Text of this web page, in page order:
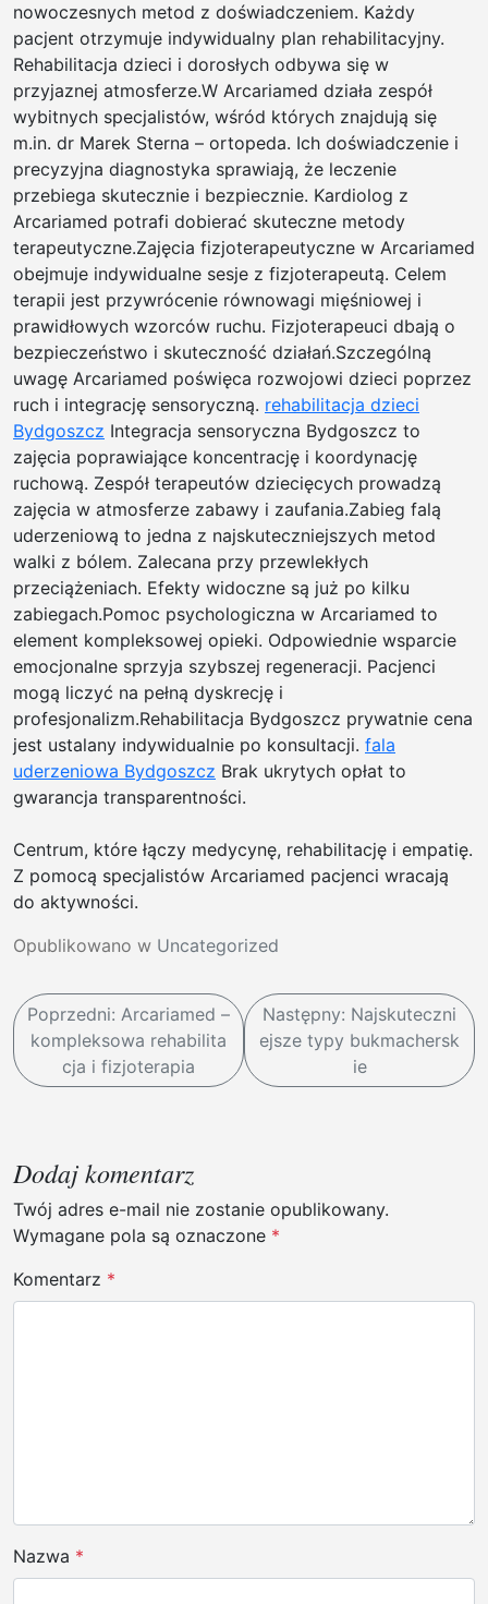
nowoczesnych metod z doświadczeniem. Każdy
pacjent otrzymuje indywidualny plan rehabilitacyjny.
Rehabilitacja dzieci i dorosłych odbywa się w
przyjaznej atmosferze.W Arcariamed działa zespół
wybitnych specjalistów, wśród których znajdują się
m.in. dr Marek Sterna – ortopeda. Ich doświadczenie i
precyzyjna diagnostyka sprawiają, że leczenie
przebiega skutecznie i bezpiecznie. Kardiolog z
Arcariamed potrafi dobierać skuteczne metody
terapeutyczne.Zajęcia fizjoterapeutyczne w Arcariamed
obejmuje indywidualne sesje z fizjoterapeutą. Celem
terapii jest przywrócenie równowagi mięśniowej i
prawidłowych wzorców ruchu. Fizjoterapeuci dbają o
bezpieczeństwo i skuteczność działań.Szczególną
uwagę Arcariamed poświęca rozwojowi dzieci poprzez
ruch i integrację sensoryczną. rehabilitacja dzieci
Bydgoszcz Integracja sensoryczna Bydgoszcz to
zajęcia poprawiające koncentrację i koordynację
ruchową. Zespół terapeutów dziecięcych prowadzą
zajęcia w atmosferze zabawy i zaufania.Zabieg falą
uderzeniową to jedna z najskuteczniejszych metod
walki z bólem. Zalecana przy przewlekłych
przeciążeniach. Efekty widoczne są już po kilku
zabiegach.Pomoc psychologiczna w Arcariamed to
element kompleksowej opieki. Odpowiednie wsparcie
emocjonalne sprzyja szybszej regeneracji. Pacjenci
mogą liczyć na pełną dyskrecję i
profesjonalizm.Rehabilitacja Bydgoszcz prywatnie cena
jest ustalany indywidualnie po konsultacji. fala
uderzeniowa Bydgoszcz Brak ukrytych opłat to
gwarancja transparentności.
Centrum, które łączy medycynę, rehabilitację i empatię.
Z pomocą specjalistów Arcariamed pacjenci wracają
do aktywności.
Opublikowano w Uncategorized
N
w
a
c
j
a
w
Poprzedni: Arcariamed –
kompleksowa rehabilita
cja i fizjoterapia
Następny: Najskuteczni
ejsze typy bukmachersk
ie
Dodaj komentarz
Twój adres e-mail nie zostanie opublikowany.
Wymagane pola są oznaczone *
Komentarz *
Nazwa *